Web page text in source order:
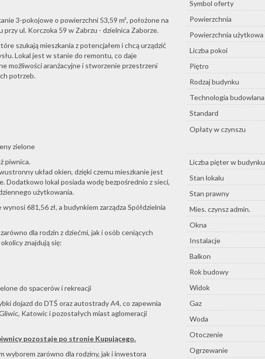
3-pokojowe o powierzchni 53,59 m², położone na
ul. Korczoka 59 w Zabrzu - dzielnica Zaborze.
szukają mieszkania z potencjałem i chcą urządzić
Lokal jest w stanie do remontu, co daje
możliwości aranżacyjne i stworzenie przestrzeni
potrzeb.
zielone
piwnica.
układ okien, dzięki czemu mieszkanie jest
Dodatkowo lokal posiada wodę bezpośrednio z sieci,
użytkowania.
681,56 zł, a budynkiem zarządza Spółdzielnia
dla rodzin z dziećmi, jak i osób ceniących
znajdują się:
do spacerów i rekreacji
dojazd do DTŚ oraz autostrady A4, co zapewnia
Katowic i pozostałych miast aglomeracji
pozostaje po stronie Kupującego.
wyborem zarówno dla rodziny, jak i inwestora
Symbol oferty
Powierzchnia
Powierzchnia użytkowa
Liczba pokoi
Piętro
Rodzaj budynku
Technologia budowlana
Standard
Opłaty w czynszu
Liczba pięter w budynku
Stan lokalu
Stan prawny
Mies. czynsz admin.
Okna
Instalacje
Balkon
Rok budowy
Widok
Gaz
Woda
Otoczenie
Ogrzewanie